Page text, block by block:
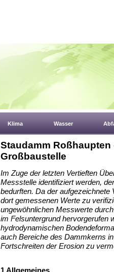
Klima Wasser
Staudamm
Großbaustelle
Im Zuge der letzten Vertieften
Messstelle identifiziert werden,
bedurften. Da der aufgezeichnete
dort gemessenen Werte zu
ungewöhnlichen Messwerte
im Felsuntergrund hervorgerufen
hydrodynamischen
auch Bereiche des Dammkerns
Fortschreiten der Erosion zu
1 Allgemeines